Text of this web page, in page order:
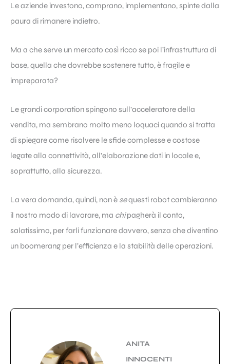
Le aziende investono, comprano, implementano, spinte dalla
paura di rimanere indietro.
Ma a che serve un mercato così ricco se poi l’infrastruttura di
base, quella che dovrebbe sostenere tutto, è fragile e
impreparata?
Le grandi corporation spingono sull’acceleratore della
vendita, ma sembrano molto meno loquaci quando si tratta
di spiegare come risolvere le sfide complesse e costose
legate alla connettività, all’elaborazione dati in locale e,
soprattutto, alla sicurezza.
La vera domanda, quindi, non è sequesti robot cambieranno
il nostro modo di lavorare, ma chipagherà il conto,
salatissimo, per farli funzionare davvero, senza che diventino
un boomerang per l’efficienza e la stabilità delle operazioni.
ANITA
INNOCENTI